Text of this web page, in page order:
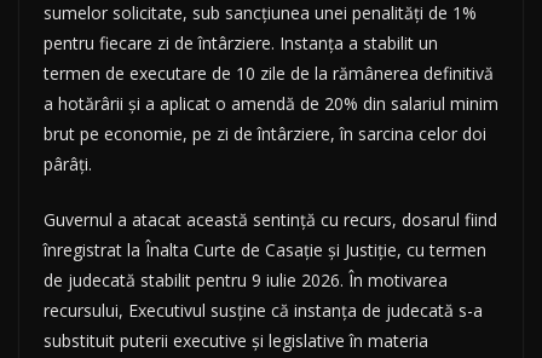
sumelor solicitate, sub sancțiunea unei penalități de 1%
pentru fiecare zi de întârziere. Instanța a stabilit un
termen de executare de 10 zile de la rămânerea definitivă
a hotărârii și a aplicat o amendă de 20% din salariul minim
brut pe economie, pe zi de întârziere, în sarcina celor doi
pârâți.
Guvernul a atacat această sentință cu recurs, dosarul fiind
înregistrat la Înalta Curte de Casație și Justiție, cu termen
de judecată stabilit pentru 9 iulie 2026. În motivarea
recursului, Executivul susține că instanța de judecată s-a
substituit puterii executive și legislative în materia